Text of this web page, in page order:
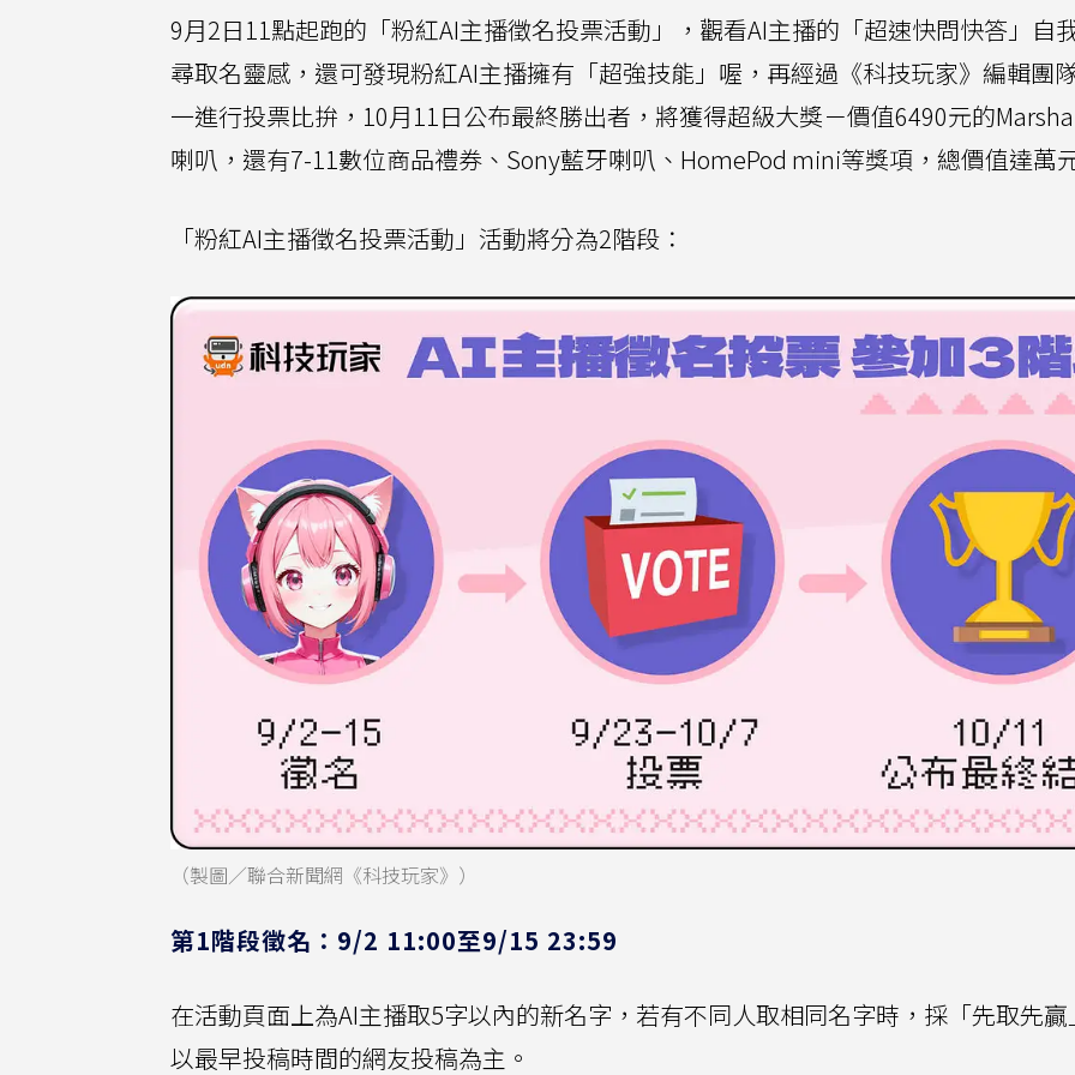
9月2日11點起跑的「粉紅AI主播徵名投票活動」，觀看AI主播的「超速快問快答」自
尋取名靈感，還可發現粉紅AI主播擁有「超強技能」喔，再經過《科技玩家》編輯團
一進行投票比拚，10月11日公布最終勝出者，將獲得超級大獎－價值6490元的
喇叭，還有7-11數位商品禮券、Sony藍牙喇叭、HomePod mini等獎項，總價值達萬
「粉紅AI主播徵名投票活動」活動將分為2階段：
（製圖／聯合新聞網《科技玩家》）
第1階段徵名：9/2 11:00至9/15 23:59
在活動頁面上為AI主播取5字以內的新名字，若有不同人取相同名字時，採「先取先
以最早投稿時間的網友投稿為主。